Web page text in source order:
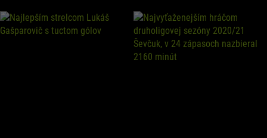
hráčmi“
zápas v Červeníku
proti Trnave.